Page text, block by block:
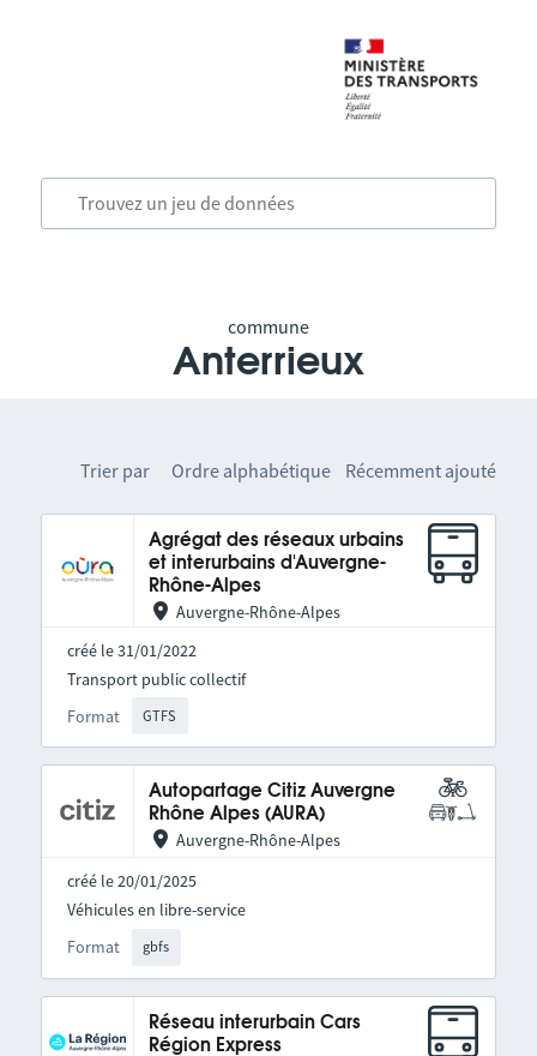
commune
Anterrieux
Trier par Ordre alphabétique Récemment ajouté
Agrégat des réseaux urbains
et interurbains d'Auvergne-
Rhône-Alpes
Auvergne-Rhône-Alpes
créé le 31/01/2022
Format GTFS
Transport public collectif
Autopartage Citiz Auvergne
Rhône Alpes (AURA)
Auvergne-Rhône-Alpes
créé le 20/01/2025
Format gbfs
Véhicules en libre-service
Réseau interurbain Cars
Région Express